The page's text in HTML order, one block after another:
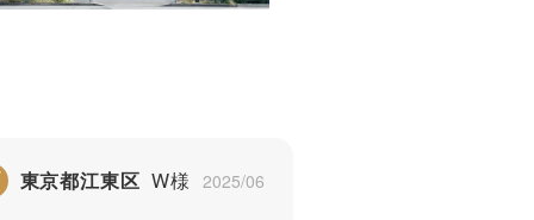
東京都江東区 W様 2025/06